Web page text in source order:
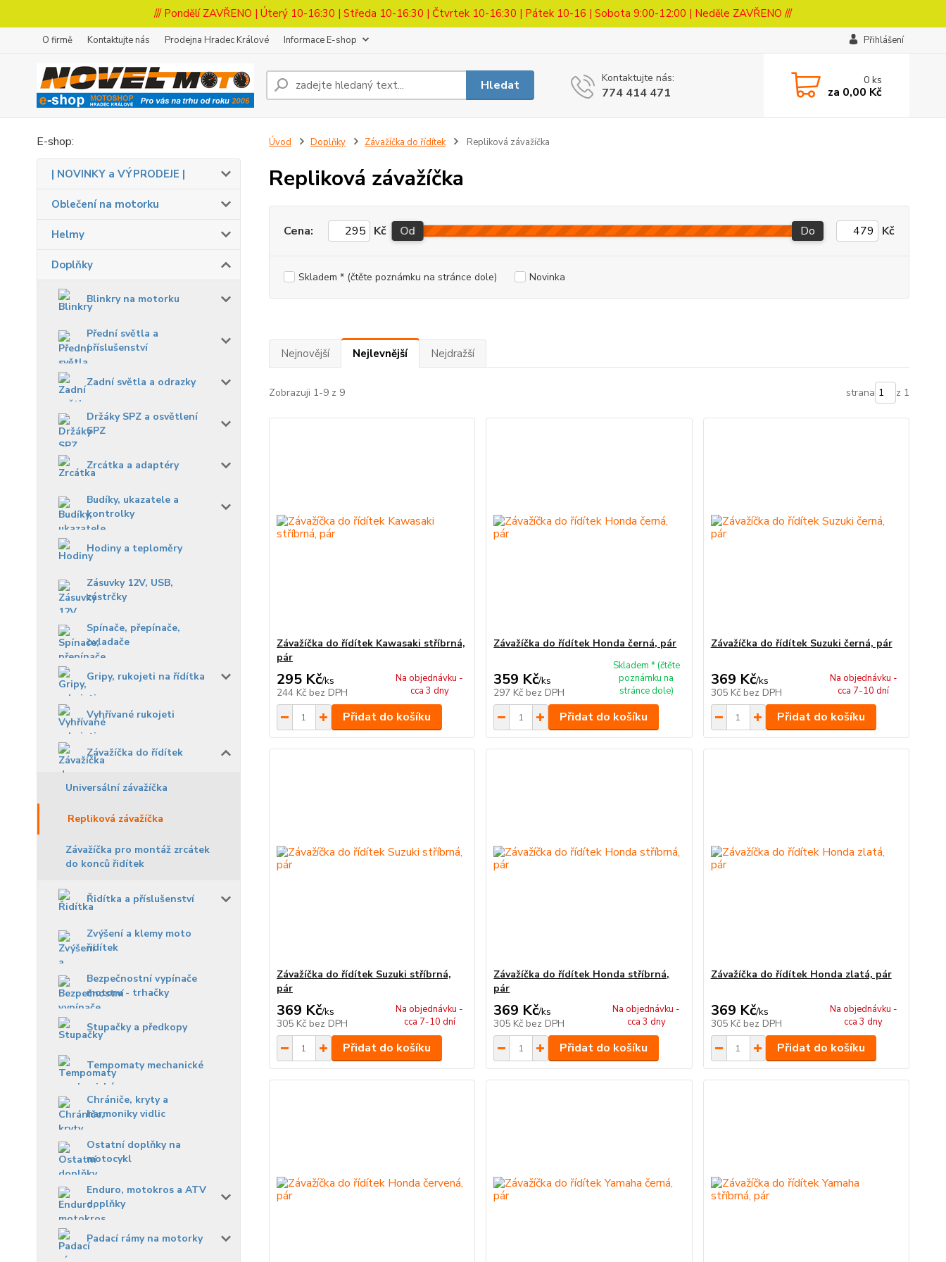
/// Pondělí ZAVŘENO | Úterý 10-16:30 | Středa 10-16:30 | Čtvrtek 10-16:30 | Pátek 10-16 | Sobota 9:00-12:00 | Neděle ZAVŘENO ///
O firmě Kontaktujte nás Prodejna Hradec Králové Informace E-shop Přihlášení
Hledat Kontaktujte nás:
774 414 471
0ks
za 0,00 Kč
E-shop:
| NOVINKY a VÝPRODEJE |
Oblečení na motorku
Helmy
Doplňky
Blinkry na motorku
Přední světla a
příslušenství
Zadní světla a odrazky
Držáky SPZ a osvětlení
SPZ
Zrcátka a adaptéry
Budíky, ukazatele a
kontrolky
Hodiny a teploměry
Zásuvky 12V, USB,
zástrčky
Spínače, přepínače,
ovladače
Gripy, rukojeti na řídítka
Vyhřívané rukojeti
Závažíčka do řídítek
Universální závažíčka
Repliková závažíčka
Závažíčka pro montáž zrcátek
do konců řidítek
Řidítka a příslušenství
Zvýšení a klemy moto
řidítek
Bezpečnostní vypínače
motoru - trhačky
Stupačky a předkopy
Tempomaty mechanické
Chrániče, kryty a
harmoniky vidlic
Ostatní doplňky na
motocykl
Enduro, motokros a ATV
doplňky
Padací rámy na motorky
Úvod Doplňky Závažíčka do řídítek Repliková závažíčka
Repliková závažíčka
Cena: Kč Od Do Kč
Skladem * (čtěte poznámku na stránce dole) Novinka
Nejnovější Nejlevnější Nejdražší
Zobrazuji 1-9 z 9 strana z 1
Závažíčka do řídítek Kawasaki stříbrná,
pár
295 Kč/ks
244 Kč bez DPH
Na objednávku -
cca 3 dny
Přidat do košíku
Závažíčka do řídítek Honda černá, pár
359 Kč/ks
297 Kč bez DPH
Skladem * (čtěte
poznámku na
stránce dole)
Přidat do košíku
Závažíčka do řídítek Suzuki černá, pár
369 Kč/ks
305 Kč bez DPH
Na objednávku -
cca 7-10 dní
Přidat do košíku
Závažíčka do řídítek Suzuki stříbrná,
pár
369 Kč/ks
305 Kč bez DPH
Na objednávku -
cca 7-10 dní
Přidat do košíku
Závažíčka do řídítek Honda stříbrná,
pár
369 Kč/ks
305 Kč bez DPH
Na objednávku -
cca 3 dny
Přidat do košíku
Závažíčka do řídítek Honda zlatá, pár
369 Kč/ks
305 Kč bez DPH
Na objednávku -
cca 3 dny
Přidat do košíku